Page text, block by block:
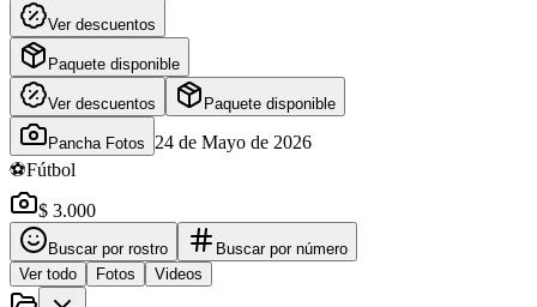
Ver descuentos
Paquete disponible
Ver descuentos Paquete disponible
Pancha Fotos
24 de Mayo de 2026
⚽Fútbol
$ 3.000
Buscar por rostro
Buscar por número
Ver todo
Fotos Videos